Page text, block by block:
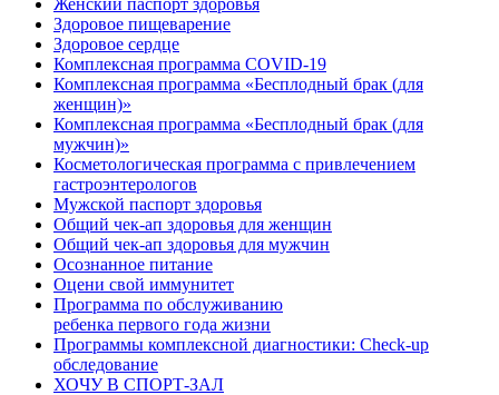
Женский паспорт здоровья
Здоровое пищеварение
Здоровое сердце
Комплексная программа COVID-19
Комплексная программа «Бесплодный брак (для
женщин)»
Комплексная программа «Бесплодный брак (для
мужчин)»
Косметологическая программа с привлечением
гастроэнтерологов
Мужской паспорт здоровья
Общий чек-ап здоровья для женщин
Общий чек-ап здоровья для мужчин
Осознанное питание
Оцени свой иммунитет
Программа по обслуживанию
ребенка первого года жизни
Программы комплексной диагностики: Check-up
обследование
ХОЧУ В CПОРТ-ЗАЛ